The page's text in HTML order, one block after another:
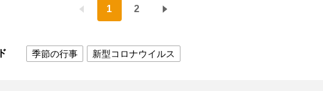
1 2
季節の行事 新型コロナウイルス